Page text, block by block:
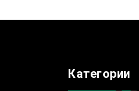
Категории